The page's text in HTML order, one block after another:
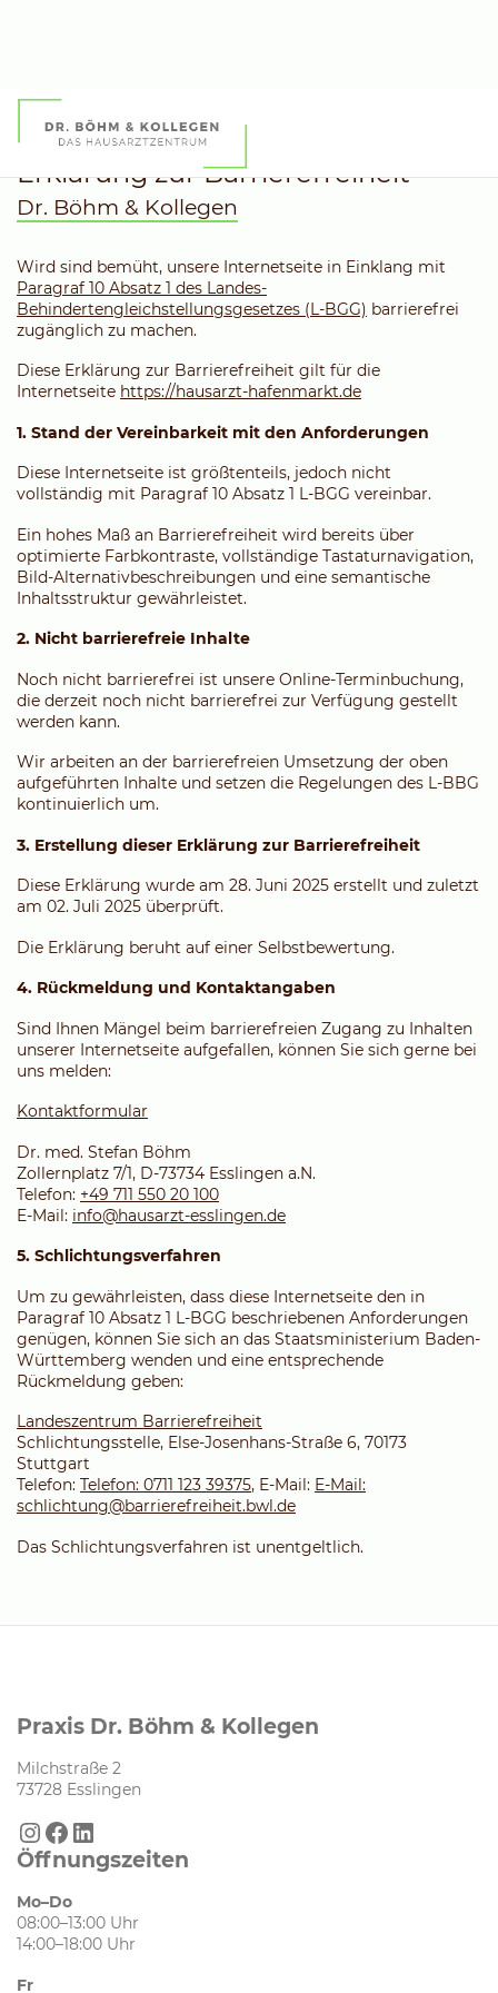
Erklärung zur Barrierefreiheit
Dr. Böhm & Kollegen
Wird sind bemüht, unsere Internetseite in Einklang mit
Paragraf 10 Absatz 1 des Landes-
Behindertengleichstellungsgesetzes (L-BGG) barrierefrei
zugänglich zu machen.
Diese Erklärung zur Barrierefreiheit gilt für die
Internetseite https://hausarzt-hafenmarkt.de
1. Stand der Vereinbarkeit mit den Anforderungen
Diese Internetseite ist größtenteils, jedoch nicht
vollständig mit Paragraf 10 Absatz 1 L-BGG vereinbar.
Ein hohes Maß an Barrierefreiheit wird bereits über
optimierte Farbkontraste, vollständige Tastaturnavigation,
Bild-Alternativbeschreibungen und eine semantische
Inhaltsstruktur gewährleistet.
2. Nicht barrierefreie Inhalte
Noch nicht barrierefrei ist unsere Online-Terminbuchung,
die derzeit noch nicht barrierefrei zur Verfügung gestellt
werden kann.
Wir arbeiten an der barrierefreien Umsetzung der oben
aufgeführten Inhalte und setzen die Regelungen des L-BBG
kontinuierlich um.
3. Erstellung dieser Erklärung zur Barrierefreiheit
Diese Erklärung wurde am 28. Juni 2025 erstellt und zuletzt
am 02. Juli 2025 überprüft.
Die Erklärung beruht auf einer Selbstbewertung.
4. Rückmeldung und Kontaktangaben
Sind Ihnen Mängel beim barrierefreien Zugang zu Inhalten
unserer Internetseite aufgefallen, können Sie sich gerne bei
uns melden:
Kontaktformular
Dr. med. Stefan Böhm
Zollernplatz 7/1, D-73734 Esslingen a.N.
Telefon: +49 711 550 20 100
E-Mail: info@hausarzt-esslingen.de
5. Schlichtungsverfahren
Um zu gewährleisten, dass diese Internetseite den in
Paragraf 10 Absatz 1 L-BGG beschriebenen Anforderungen
genügen, können Sie sich an das Staatsministerium Baden-
Württemberg wenden und eine entsprechende
Rückmeldung geben:
Landeszentrum Barrierefreiheit
Schlichtungsstelle, Else-Josenhans-Straße 6, 70173
Stuttgart
Telefon: Telefon: 0711 123 39375, E-Mail: E-Mail:
schlichtung@barrierefreiheit.bwl.de
Das Schlichtungsverfahren ist unentgeltlich.
Praxis Dr. Böhm & Kollegen
Milchstraße 2
73728 Esslingen
InstagramFacebook LinkedIn
Öffnungszeiten
Mo–Do
08:00–13:00 Uhr
14:00–18:00 Uhr
Fr